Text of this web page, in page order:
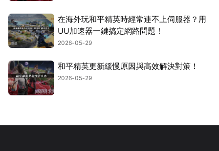
在海外玩和平精英時經常連不上伺服器？用
UU加速器一鍵搞定網路問題！
2026-05-29
和平精英更新緩慢原因與高效解決對策！
2026-05-29